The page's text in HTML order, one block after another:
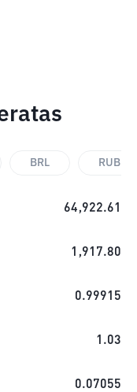
BRL RUB
64,922.61
1,917.80
0.99915
1.03
0.07055